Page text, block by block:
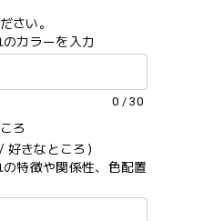
さい。
カラーを入力
0 /30
ころ
きなところ）
特徴や関係性、色配置